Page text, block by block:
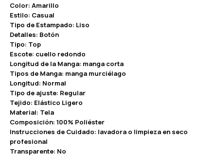
Color: Amarillo
Estilo: Casual
Tipo de Estampado: Liso
Detalles: Botón
Tipo: Top
Escote: cuello redondo
Longitud de la Manga: manga corta
Tipos de Manga: manga murciélago
Longitud: Normal
Tipo de ajuste: Regular
Tejido: Elástico Ligero
Material: Tela
Composición: 100% Poliéster
Instrucciones de Cuidado: lavadora o limpieza en seco
profesional
Transparente: No